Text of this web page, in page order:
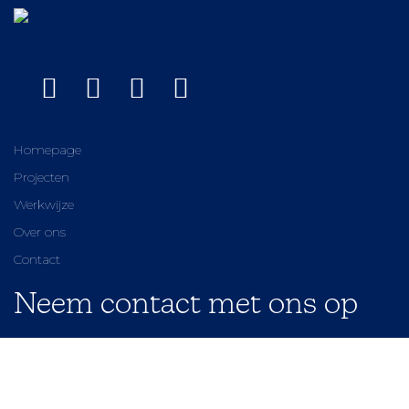
Homepage
Projecten
Werkwijze
Over ons
Contact
Neem contact met ons op
0541 680 797